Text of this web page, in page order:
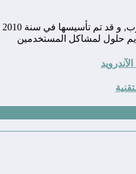
حلول لمشاكل المستخدمين